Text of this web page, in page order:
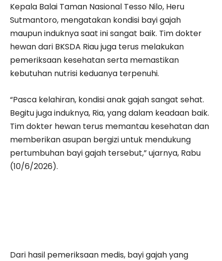
Kepala Balai Taman Nasional Tesso Nilo, Heru
Sutmantoro, mengatakan kondisi bayi gajah
maupun induknya saat ini sangat baik. Tim dokter
hewan dari BKSDA Riau juga terus melakukan
pemeriksaan kesehatan serta memastikan
kebutuhan nutrisi keduanya terpenuhi.
“Pasca kelahiran, kondisi anak gajah sangat sehat.
Begitu juga induknya, Ria, yang dalam keadaan baik.
Tim dokter hewan terus memantau kesehatan dan
memberikan asupan bergizi untuk mendukung
pertumbuhan bayi gajah tersebut,” ujarnya, Rabu
(10/6/2026).
Dari hasil pemeriksaan medis, bayi gajah yang